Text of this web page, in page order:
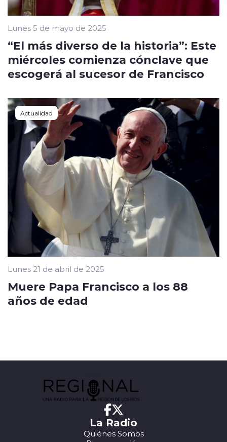
Lunes 5 de mayo de 2025
“El más diverso de la historia”: Este
miércoles comienza cónclave que
escogerá al sucesor de Francisco
Actualidad
Lunes 21 de abril de 2025
Muere Papa Francisco a los 88
años de edad
La Radio
Quiénes Somos